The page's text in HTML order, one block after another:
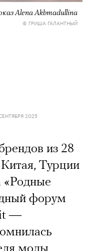
Alena Akhmadullina
© ГРИША ГАЛАНТНЫЙ
2025
из 28
Турции
«Родные
форум
—
моды